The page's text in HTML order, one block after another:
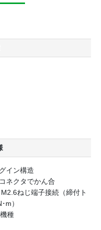
イン構造
ネクタでかん合
ねじ端子接続（締付ト
m）
種